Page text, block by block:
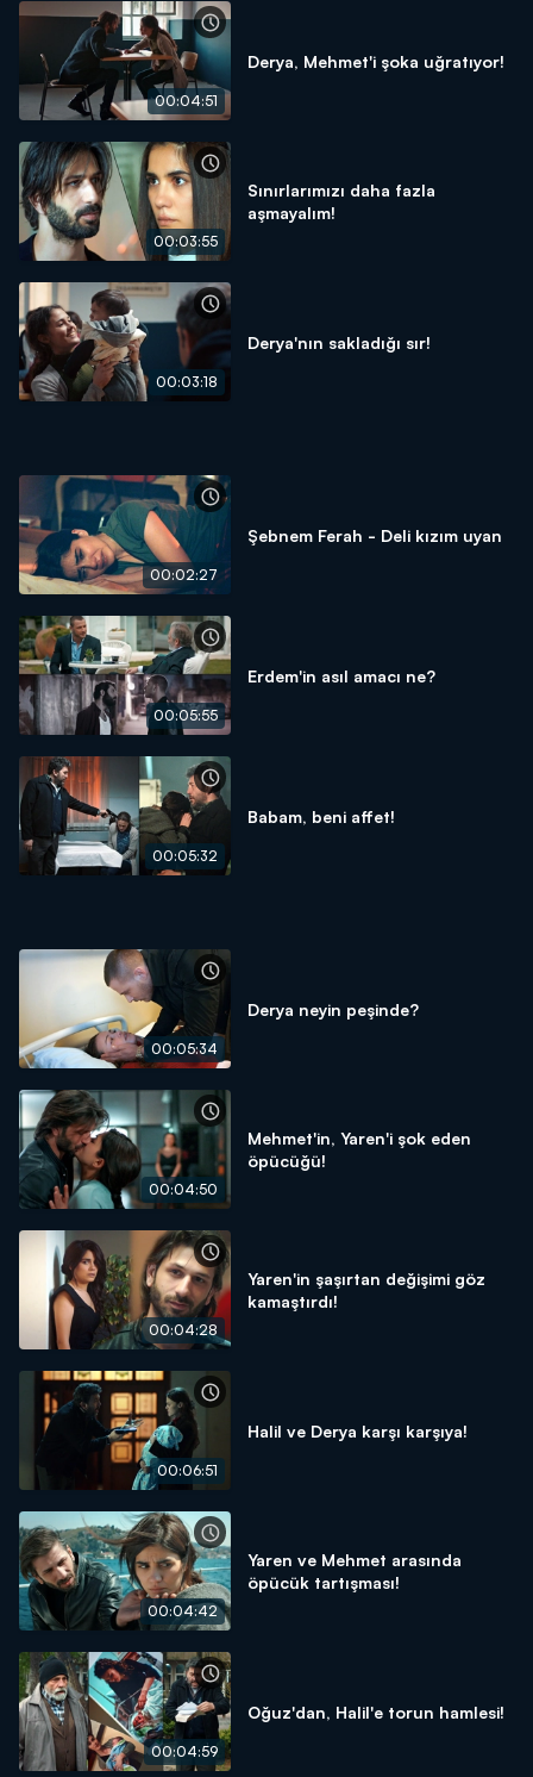
00:04:51
Derya, Mehmet'i şoka uğratıyor!
00:03:55
Sınırlarımızı daha fazla
aşmayalım!
00:03:18
Derya'nın sakladığı sır!
00:02:27
Şebnem Ferah - Deli kızım uyan
00:05:55
Erdem'in asıl amacı ne?
00:05:32
Babam, beni affet!
00:05:34
Derya neyin peşinde?
00:04:50
Mehmet'in, Yaren'i şok eden
öpücüğü!
00:04:28
Yaren'in şaşırtan değişimi göz
kamaştırdı!
00:06:51
Halil ve Derya karşı karşıya!
00:04:42
Yaren ve Mehmet arasında
öpücük tartışması!
00:04:59
Oğuz'dan, Halil'e torun hamlesi!